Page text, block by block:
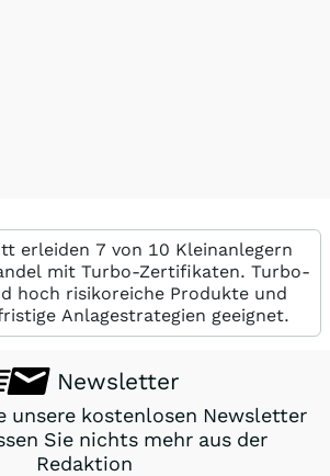
erleiden 7 von 10 Kleinanlegern
mit Turbo-Zertifikaten. Turbo-
hoch risikoreiche Produkte und
Anlagestrategien geeignet.
Newsletter
unsere kostenlosen Newsletter
Sie nichts mehr aus der
Redaktion